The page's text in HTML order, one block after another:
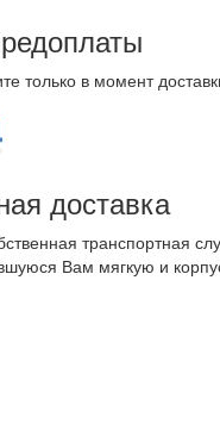
только в момент
доставка
транспортная
Вам мягкую и